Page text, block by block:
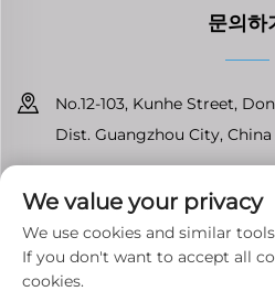
문의하
No.12-103, Kunhe Street,
Dist. Guangzhou City, China
[email
We value your privacy
We use cookies and similar
If you don't want to accept all
cookies.